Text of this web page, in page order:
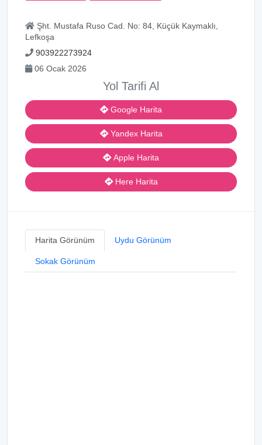
Şht. Mustafa Ruso Cad. No: 84, Küçük Kaymaklı,
Lefkoşa
903922273924
06 Ocak 2026
Yol Tarifi Al
Google Harita
Yandex Harita
Apple Harita
Here Harita
Harita Görünüm Uydu Görünüm
Sokak Görünüm